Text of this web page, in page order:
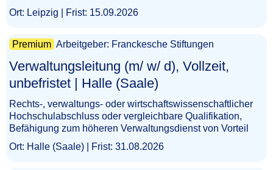
Ort: Leipzig | Frist: 15.09.2026
Premium Arbeitgeber: Franckesche Stiftungen
Verwaltungsleitung (m/ w/ d), Vollzeit,
unbefristet | Halle (Saale)​‌‌‌‌​‌​‌​‌​‌‌‌​‌‌​
Rechts-, verwaltungs- oder wirtschaftswissenschaftlicher
Hochschulabschluss oder vergleichbare Qualifikation,
Befähigung zum höheren Verwaltungsdienst von Vorteil
Ort: Halle (Saale) | Frist: 31.08.2026